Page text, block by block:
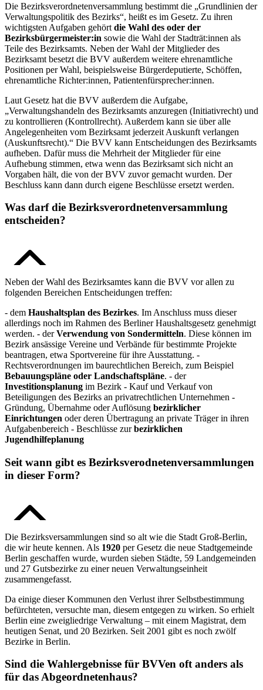
Die Bezirksverordnetenversammlung bestimmt die „Grundlinien der
Verwaltungspolitik des Bezirks“, heißt es im Gesetz. Zu ihren
wichtigsten Aufgaben gehört die Wahl des oder der
Bezirksbürgermeister:in sowie die Wahl der Stadträt:innen als
Teile des Bezirksamts. Neben der Wahl der Mitglieder des
Bezirksamt besetzt die BVV außerdem weitere ehrenamtliche
Positionen per Wahl, beispielsweise Bürgerdeputierte, Schöffen,
ehrenamtliche Richter:innen, Patientenfürsprecher:innen.
Laut Gesetz hat die BVV außerdem die Aufgabe,
„Verwaltungshandeln des Bezirksamts anzuregen (Initiativrecht) und
zu kontrollieren (Kontrollrecht). Außerdem kann sie über alle
Angelegenheiten vom Bezirksamt jederzeit Auskunft verlangen
(Auskunftsrecht).“ Die BVV kann Entscheidungen des Bezirksamts
aufheben. Dafür muss die Mehrheit der Mitglieder für eine
Aufhebung stimmen, etwa wenn das Bezirksamt sich nicht an
Vorgaben hält, die von der BVV zuvor gemacht wurden. Der
Beschluss kann dann durch eigene Beschlüsse ersetzt werden.
Was darf die Bezirksverordnetenversammlung
entscheiden?
Neben der Wahl des Bezirksamtes kann die BVV vor allen zu
folgenden Bereichen Entscheidungen treffen:
- dem Haushaltsplan des Bezirkes. Im Anschluss muss dieser
allerdings noch im Rahmen des Berliner Haushaltsgesetz genehmigt
werden. - derVerwendung von Sondermitteln. Diese können im
Bezirk ansässige Vereine und Verbände für bestimmte Projekte
beantragen, etwa Sportvereine für ihre Ausstattung. -
Rechtsverordnungen im baurechtlichen Bereich, zum Beispiel
Bebauungspläne oder Landschaftspläne. - der
Investitionsplanung im Bezirk - Kauf und Verkauf von
Beteiligungen des Bezirks an privatrechtlichen Unternehmen -
Gründung, Übernahme oder Auflösung bezirklicher
Einrichtungen oder deren Übertragung an private Träger in ihren
Aufgabenbereich - Beschlüsse zurbezirklichen
Jugendhilfeplanung
Seit wann gibt es Bezirksverodnetenversammlungen
in dieser Form?
Die Bezirksversammlungen sind so alt wie die Stadt Groß-Berlin,
die wir heute kennen. Als 1920 per Gesetz die neue Stadtgemeinde
Berlin geschaffen wurde, wurden sieben Städte, 59 Landgemeinden
und 27 Gutsbezirke zu einer neuen Verwaltungseinheit
zusammengefasst.
Da einige dieser Kommunen den Verlust ihrer Selbstbestimmung
befürchteten, versuchte man, diesem entgegen zu wirken. So erhielt
Berlin eine zweigliedrige Verwaltung – mit einem Magistrat, dem
heutigen Senat, und 20 Bezirken. Seit 2001 gibt es noch zwölf
Bezirke in Berlin.
Sind die Wahlergebnisse für BVVen oft anders als
für das Abgeordnetenhaus?